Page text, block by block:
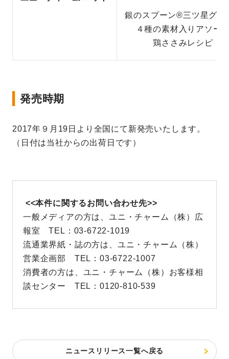
銀のスプーン®三ツ星グル
４種の素材入りアソー
鶏ささみレシピ
発売時期
2017年９月19日より全国にて新発売いたします。
（日付は当社からの出荷日です）
<<本件に関するお問い合わせ先>>
一般メディアの方は、ユニ・チャーム（株）広
報室 TEL：03-6722-1019
流通業界紙・誌の方は、ユニ・チャーム（株）
営業企画部 TEL：03-6722-1007
消費者の方は、ユニ・チャーム（株）お客様相
談センター TEL：0120-810-539
ニュースリリース一覧へ戻る